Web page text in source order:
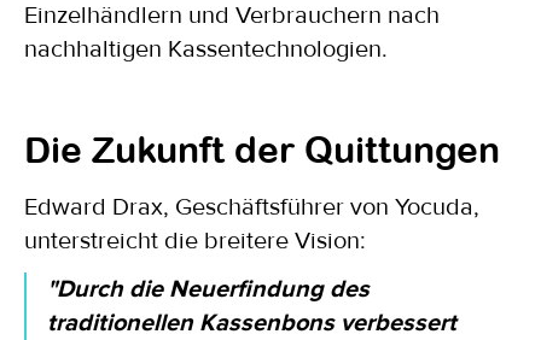
Einzelhändlern und Verbrauchern nach
nachhaltigen Kassentechnologien.
Die Zukunft der Quittungen
Edward Drax, Geschäftsführer von Yocuda,
unterstreicht die breitere Vision:
"Durch die Neuerfindung des
traditionellen Kassenbons verbessert